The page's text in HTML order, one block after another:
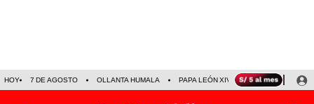
HOY 7 DE AGOSTO OLLANTA HUMALA PAPA LEÓN XIV NALDY SALDAÑA